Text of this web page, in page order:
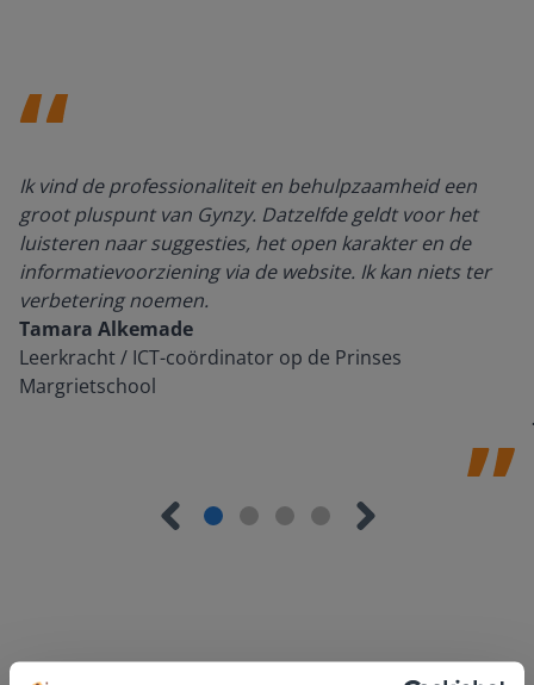
Ik vind de professionaliteit en behulpzaamheid een
groot pluspunt van Gynzy. Datzelfde geldt voor het
luisteren naar suggesties, het open karakter en de
informatievoorziening via de website. Ik kan niets ter
verbetering noemen.
Tamara Alkemade
Leerkracht / ICT-coördinator op de Prinses
Margrietschool